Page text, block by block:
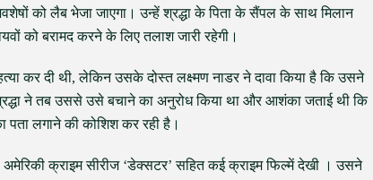
को लैब भेजा जाएगा। उन्हें श्रद्धा के पिता के सैंपल के साथ मिलान
को बरामद करने के लिए तलाश जारी रहेगी।
कर दी थी, लेकिन उसके दोस्त लक्ष्मण नाडर ने दावा किया है कि उसने
ने तब उससे उसे बचाने का अनुरोध किया था और आशंका जताई थी कि
लगाने की कोशिश कर रही है।
क्राइम सीरीज ‘डेक्सटर’ सहित कई क्राइम फिल्में देखी । उसने